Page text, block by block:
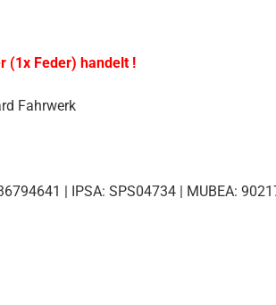
(1x Feder) handelt !
Fahrwerk
| IPSA: SPS04734 | MUBEA: